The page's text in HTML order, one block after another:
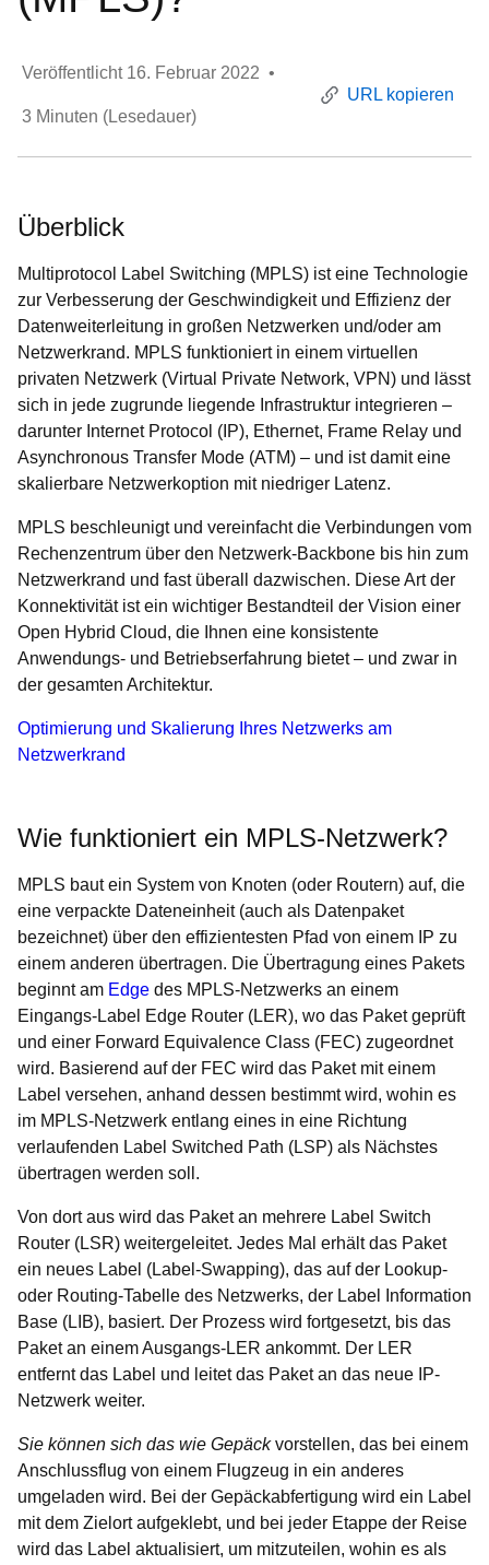
Veröffentlicht 16. Februar 2022 •
3 Minuten (Lesedauer)
URL kopieren
Überblick
Multiprotocol Label Switching (MPLS) ist eine Technologie
zur Verbesserung der Geschwindigkeit und Effizienz der
Datenweiterleitung in großen Netzwerken und/oder am
Netzwerkrand. MPLS funktioniert in einem virtuellen
privaten Netzwerk (Virtual Private Network, VPN) und lässt
sich in jede zugrunde liegende Infrastruktur integrieren –
darunter Internet Protocol (IP), Ethernet, Frame Relay und
Asynchronous Transfer Mode (ATM) – und ist damit eine
skalierbare Netzwerkoption mit niedriger Latenz.
MPLS beschleunigt und vereinfacht die Verbindungen vom
Rechenzentrum über den Netzwerk-Backbone bis hin zum
Netzwerkrand und fast überall dazwischen. Diese Art der
Konnektivität ist ein wichtiger Bestandteil der Vision einer
Open Hybrid Cloud, die Ihnen eine konsistente
Anwendungs- und Betriebserfahrung bietet – und zwar in
der gesamten Architektur.
Optimierung und Skalierung Ihres Netzwerks am
Netzwerkrand
Wie funktioniert ein MPLS-Netzwerk?
MPLS baut ein System von Knoten (oder Routern) auf, die
eine verpackte Dateneinheit (auch als Datenpaket
bezeichnet) über den effizientesten Pfad von einem IP zu
einem anderen übertragen. Die Übertragung eines Pakets
beginnt am Edge des MPLS-Netzwerks an einem
Eingangs-Label Edge Router (LER), wo das Paket geprüft
und einer Forward Equivalence Class (FEC) zugeordnet
wird. Basierend auf der FEC wird das Paket mit einem
Label versehen, anhand dessen bestimmt wird, wohin es
im MPLS-Netzwerk entlang eines in eine Richtung
verlaufenden Label Switched Path (LSP) als Nächstes
übertragen werden soll.
Von dort aus wird das Paket an mehrere Label Switch
Router (LSR) weitergeleitet. Jedes Mal erhält das Paket
ein neues Label (Label-Swapping), das auf der Lookup-
oder Routing-Tabelle des Netzwerks, der Label Information
Base (LIB), basiert. Der Prozess wird fortgesetzt, bis das
Paket an einem Ausgangs-LER ankommt. Der LER
entfernt das Label und leitet das Paket an das neue IP-
Netzwerk weiter.
Sie können sich das wie Gepäckvorstellen, das bei einem
Anschlussflug von einem Flugzeug in ein anderes
umgeladen wird. Bei der Gepäckabfertigung wird ein Label
mit dem Zielort aufgeklebt, und bei jeder Etappe der Reise
wird das Label aktualisiert, um mitzuteilen, wohin es als